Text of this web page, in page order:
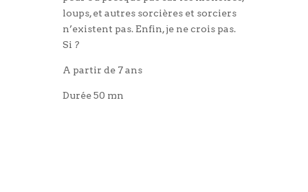
loups, et autres sorcières et sorciers
n’existent pas. Enfin, je ne crois pas.
Si ?
A partir de 7 ans
Durée 50 mn